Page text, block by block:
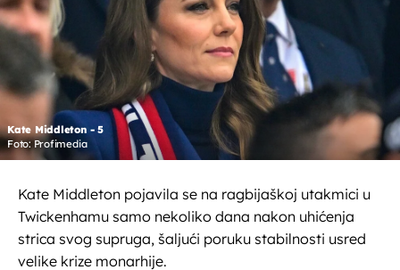
Kate Middleton - 5
Foto: Profimedia
Kate Middleton pojavila se na ragbijaškoj utakmici u
Twickenhamu samo nekoliko dana nakon uhićenja
strica svog supruga, šaljući poruku stabilnosti usred
velike krize monarhije.